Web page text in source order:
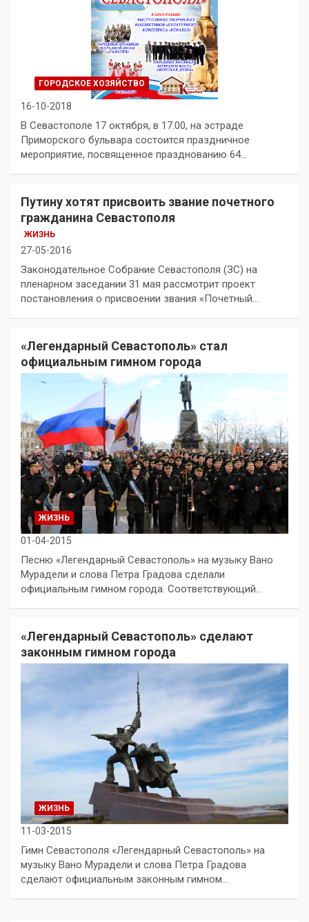
ГОРОДСКОЕ ХОЗЯЙСТВО
16-10-2018
В Севастополе 17 октября, в 17.00, на эстраде
Приморского бульвара состоится праздничное
мероприятие, посвященное празднованию 64…
Путину хотят присвоить звание почетного
гражданина Севастополя
ЖИЗНЬ
27-05-2016
Законодательное Собрание Севастополя (ЗС) на
пленарном заседании 31 мая рассмотрит проект
постановления о присвоении звания «Почетный…
«Легендарный Севастополь» стал
официальным гимном города
ЖИЗНЬ
01-04-2015
Песню «Легендарный Севастополь» на музыку Вано
Мурадели и слова Петра Градова сделали
официальным гимном города. Соответствующий…
«Легендарный Севастополь» сделают
законным гимном города
ЖИЗНЬ
11-03-2015
Гимн Севастополя «Легендарный Севастополь» на
музыку Вано Мурадели и слова Петра Градова
сделают официальным законным гимном…